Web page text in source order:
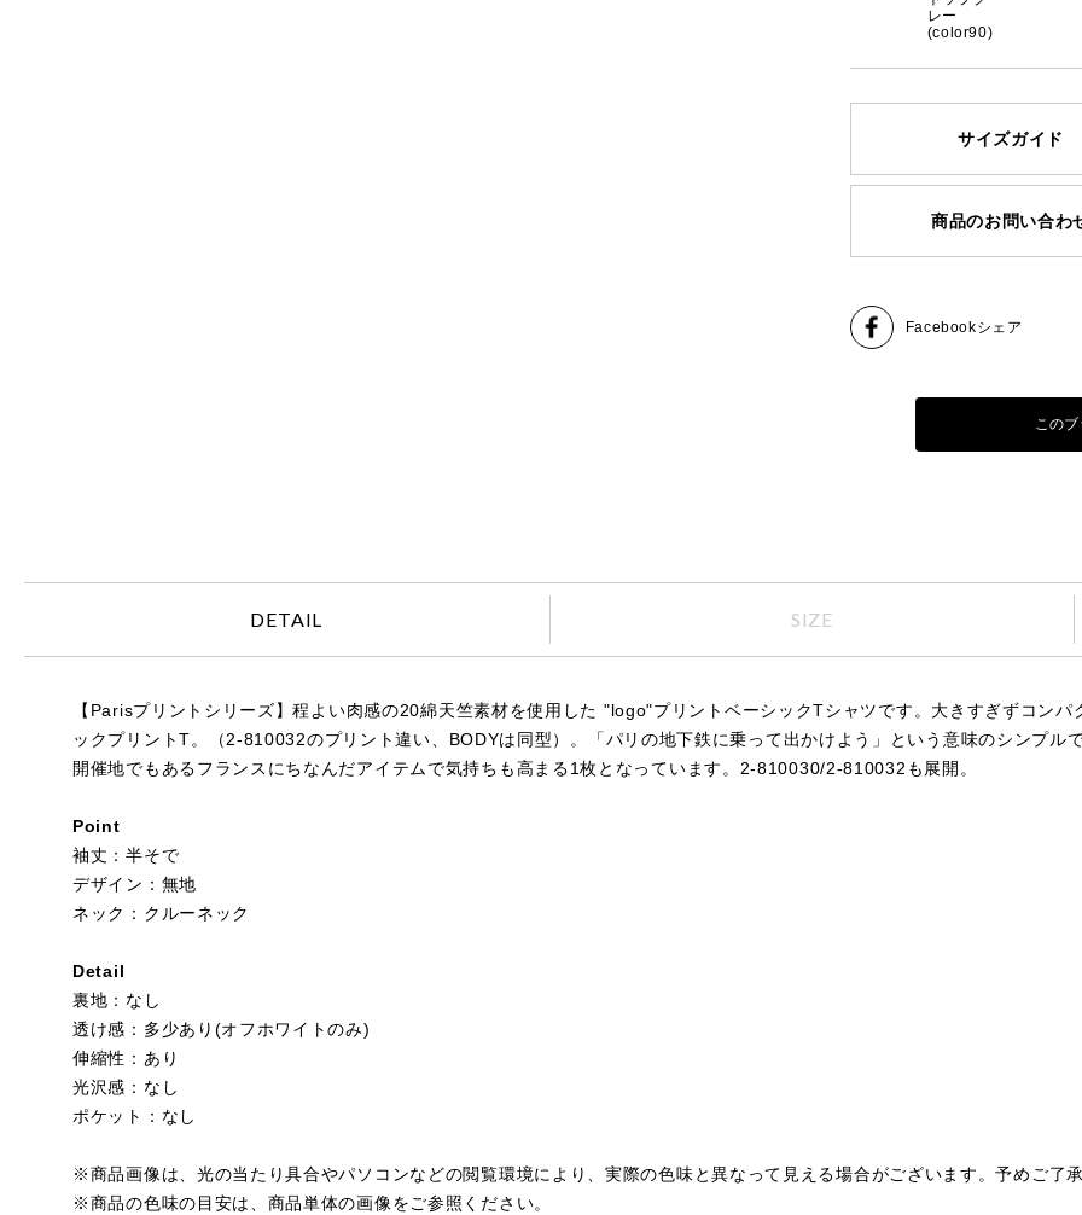
レー
(color90)
サイズガイド
商品のお問い合わ
Facebookシェア
この
DETAIL SIZE
【Parisプリントシリーズ】程よい肉感の20綿天竺素材を使用した "logo"プリントベーシックTシャツです。大きすぎずコン
ックプリントT。（2-810032のプリント違い、BODYは同型）。「パリの地下鉄に乗って出かけよう」という意味のシンプル
開催地でもあるフランスにちなんだアイテムで気持ちも高まる1枚となっています。2-810030/2-810032も展開。
Point
袖丈：半そで
デザイン：無地
ネック：クルーネック
Detail
裏地：なし
透け感：多少あり(オフホワイトのみ)
伸縮性：あり
光沢感：なし
ポケット：なし
※商品画像は、光の当たり具合やパソコンなどの閲覧環境により、実際の色味と異なって見える場合がございます。予めご了承
※商品の色味の目安は、商品単体の画像をご参照ください。